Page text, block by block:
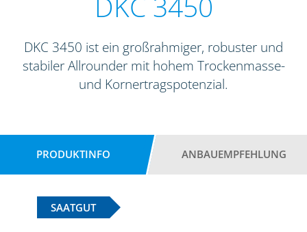
DKC 3450 ist ein großrahmiger, robuster und
stabiler Allrounder mit hohem Trockenmasse-
und Kornertragspotenzial.
PRODUKTINFO ANBAUEMPFEHLUNG
SAATGUT